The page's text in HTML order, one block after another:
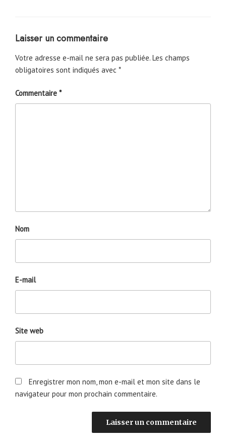
Laisser un commentaire
Votre adresse e-mail ne sera pas publiée. Les champs
obligatoires sont indiqués avec *
Commentaire *
Nom
E-mail
Site web
Enregistrer mon nom, mon e-mail et mon site dans le
navigateur pour mon prochain commentaire.